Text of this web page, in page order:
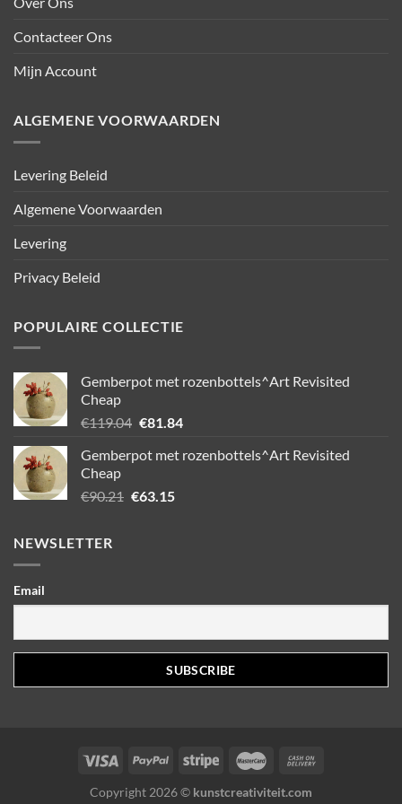
Contacteer Ons
Mijn Account
ALGEMENE VOORWAARDEN
Levering Beleid
Algemene Voorwaarden
Levering
Privacy Beleid
POPULAIRE COLLECTIE
Gemberpot met rozenbottels^Art Revisited
Cheap
€119.04 Oorspronkelijke
was:
€81.84Huidige
is:
Gemberpot met rozenbottels^Art Revisited
Cheap
€90.21 Oorspronkelijke
€63.15Huidige
NEWSLETTER
Email
Copyright 2026 © kunstcreativiteit.com